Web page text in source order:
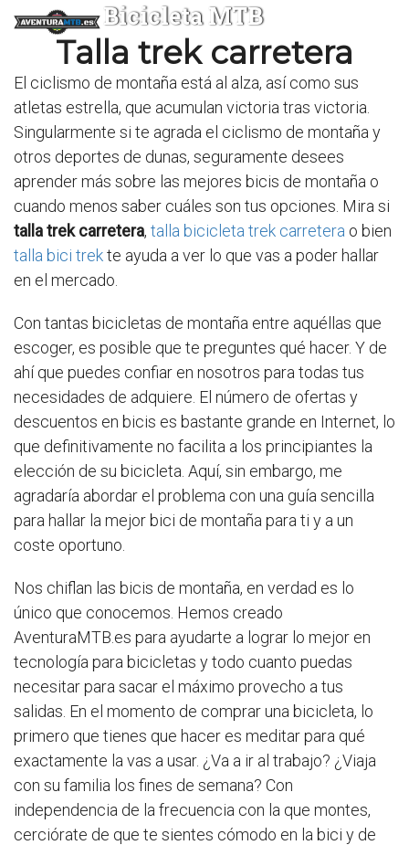
Bicicleta MTB
Talla trek carretera
El ciclismo de montaña está al alza, así como sus
atletas estrella, que acumulan victoria tras victoria.
Singularmente si te agrada el ciclismo de montaña y
otros deportes de dunas, seguramente desees
aprender más sobre las mejores bicis de montaña o
cuando menos saber cuáles son tus opciones. Mira si
talla trek carretera, talla bicicleta trek carretera o bien
talla bici trekte ayuda a ver lo que vas a poder hallar
en el mercado.
Con tantas bicicletas de montaña entre aquéllas que
escoger, es posible que te preguntes qué hacer. Y de
ahí que puedes confiar en nosotros para todas tus
necesidades de adquiere. El número de ofertas y
descuentos en bicis es bastante grande en Internet, lo
que definitivamente no facilita a los principiantes la
elección de su bicicleta. Aquí, sin embargo, me
agradaría abordar el problema con una guía sencilla
para hallar la mejor bici de montaña para ti y a un
coste oportuno.
Nos chiflan las bicis de montaña, en verdad es lo
único que conocemos. Hemos creado
AventuraMTB.es para ayudarte a lograr lo mejor en
tecnología para bicicletas y todo cuanto puedas
necesitar para sacar el máximo provecho a tus
salidas. En el momento de comprar una bicicleta, lo
primero que tienes que hacer es meditar para qué
exactamente la vas a usar. ¿Va a ir al trabajo? ¿Viaja
con su familia los fines de semana? Con
independencia de la frecuencia con la que montes,
cerciórate de que te sientes cómodo en la bici y de